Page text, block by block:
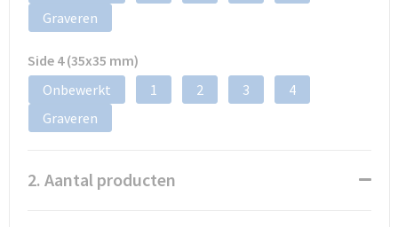
Graveren
Side 4 (35x35 mm)
Onbewerkt
1 2 3
4
Graveren
2. Aantal producten